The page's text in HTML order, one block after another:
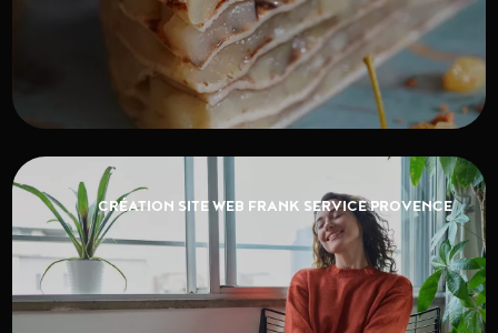
CRÉATION SITE WEB FRANK SERVICE PROVENCE